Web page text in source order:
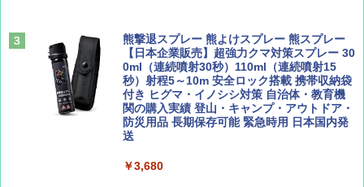
山と溪谷 2026年8月号「南アルプス大全」
￥1,540
Coyote No.89 特集 星野道夫 夢見る旅
￥1,540
僕が見た未来【完全版】
￥0
A26 地球の歩き方 チェコ ポーランド スロヴ
パ
￥4,980
ENDLESS BASE 《めざましテレビで紹介》
テント ワンタッチ RENEW 幅200 2-3人用 43
500002(88859)
熊撃退スプレー 熊よけスプレー 熊スプレー
【日本企業販売】超強力クマ対策スプレー 30
0ml（連続噴射30秒）110ml（連続噴射15
秒）射程5～10m 安全ロック搭載 携帯収納袋
付き ヒグマ・イノシシ対策 自治体・教育機
関の購入実績 登山・キャンプ・アウトドア・
防災用品 長期保存可能 緊急時用 日本国内発
送
￥3,680